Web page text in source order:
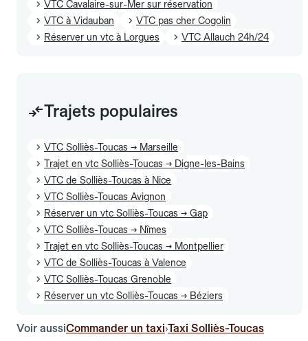
VTC Cavalaire-sur-Mer sur réservation
VTC à Vidauban
VTC pas cher Cogolin
Réserver un vtc à Lorgues
VTC Allauch 24h/24
Trajets populaires
VTC Solliès-Toucas → Marseille
Trajet en vtc Solliès-Toucas → Digne-les-Bains
VTC de Solliès-Toucas à Nice
VTC Solliès-Toucas Avignon
Réserver un vtc Solliès-Toucas → Gap
VTC Solliès-Toucas → Nîmes
Trajet en vtc Solliès-Toucas → Montpellier
VTC de Solliès-Toucas à Valence
VTC Solliès-Toucas Grenoble
Réserver un vtc Solliès-Toucas → Béziers
Voir aussiCommander un taxi›Taxi Solliès-Toucas